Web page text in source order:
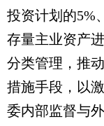
投资计划的5%
存量主业资产
分类管理，推
措施手段，以
委内部监督与